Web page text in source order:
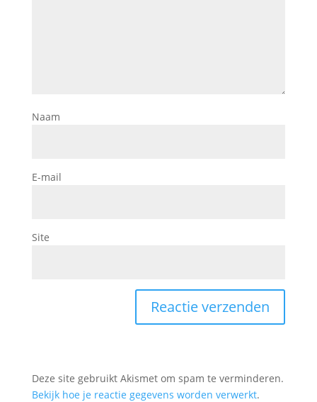
Naam
E-mail
Site
Deze site gebruikt Akismet om spam te verminderen.
Bekijk hoe je reactie gegevens worden verwerkt.